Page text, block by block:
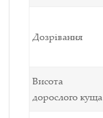
Дозрівання
Висота
дорослого куща